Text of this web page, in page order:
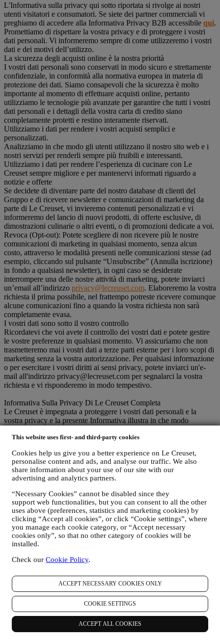
This website uses first- and third-party cookies
Cookies help us give you a better experience on Le Creuset,
personalise content and ads, and analyse our traffic. We also
share information about your use of our site with our
advertising and analytics partners.
“Necessary Cookies” cannot be disabled since they
support web functionalities, but you can consent to all the other
uses above (preferences, statistics and marketing cookies) by
clicking “Accept all cookies”, or click “Cookie settings”, where
you manage each cookie category, or “Accept necessary
cookies only”, so that no other category of cookies will be
installed.
Check our Cookie Policy.
ACCEPT NECESSARY COOKIES ONLY
COOKIE SETTINGS
ACCEPT ALL COOKIES
L'Informativa sulla privacy qui sotto riportata si rivolge ai nostri
utenti visitatori e consumatori. Se siete dei partner commerciali vi
preghiamo di accedere alla Informativa Privacy B2B accessibile qui.
Promettiamo di rispettare la vostra privacy e di proteggere i vostri
dati personali. Vi informeremo sempre di come utilizzeremo i vostri
dati e dei motivi dell’utilizzo.
La sicurezza degli acquisti online è la nostra priorità
I vostri dati personali sono conservati in modo sicuro e strettamente
confidenziale, in conformità alla normativa europea in materia di
protezione dei dati. Siamo consapevoli che la sicurezza è molto
importante al momento di effettuare acquisti online, pertanto
utilizziamo le tecnologie più avanzate per garantire che tutti i vostri
dati personali e i dettagli della vostra carta di credito siano
completamente protetti e restino interamente riservati.
Utilizziamo i dati per rendere i vostri acquisti semplici e
personalizzati.
Analizziamo in che modo gli utenti utilizzano il nostro sito web e i
nostri servizi per renderli sempre più fruibili e interessanti.
Utilizziamo i dati per rendere l’esperienza di cucinare con Le
Creuset sempre migliore e per mantenervi informati riguardo a
notizie e offerte
Se decidete di diventare parte del nostro database di clienti del
Gruppo e di ricevere newsletter e comunicazioni di marketing da
parte di Le Creuset, vi invieremo contenuti personalizzati e vi
informeremo del lancio di nuovi prodotti, di offerte esclusive, di
dimostrazioni culinarie o altri eventi, o di promozioni dedicate a voi.
Revoca (Opt-out): Potete scegliere di non ricevere più le nostre
comunicazioni di marketing in qualsiasi momento, senza alcun
costo, attraverso le modalità presenti nelle comunicazioni stesse (ad
esempio, cliccando sul pulsante “Unsubscribe” (Annulla iscrizione)
in fondo a qualsiasi newsletter), in ogni caso se desiderate
interrompere una delle nostre attività di marketing, potete inviarci
un’email all’indirizzo privacy@lecreuset.com. Elaboreremo la vostra
richiesta il prima possibile, nel frattempo potreste ricevere comunque
alcune comunicazioni fino a quando la vostra richiesta non sarà
completamente evasa.
I vostri dati sono sotto il vostro controllo
Ricordatevi che voi avete il controllo dei vostri dati e potete gestire
le vostre preferenze in qualsiasi momento. Vi assicuriamo che non
trasmetteremo mai i vostri dati a terze parti esterne per i loro scopi di
marketing senza la vostra autorizzazione. Per qualsiasi informazione
o per esercitare i vostri diritti ai sensi privacy, potete inviarci un'e-
mail all'indirizzo privacy@lecreuset.com per segnalarci la vostra
richiesta e vi risponderemo in modo tempestivo.
Informativa Sulla Privacy Di Le Creuset Completa
Le Creuset è impegnata a proteggere i vostri dati personali e la
vostra privacy e la presente Informativa illustra in che modo
normativa UE in materia di protezione dei dati (ivi incluso il
alla legge applicabile in materia di protezione dei dati nel vostro
Paese, territorio o luogo di residenza (le “Leggi in materia di
protezione dei dati”).
A) QUANDO RACCOGLIAMO DATI DA VOI E CHE TIPO DI DATI
RACCOGLIAMO?
Per “dati personali” si intende qualsiasi informazione relativa a voi e
che ci consente di identificarvi direttamente o in combinazione con
altre informazioni.
Minori: Non raccogliamo dati personali da minori. Dovete aver
compiuto almeno 18 anni per utilizzare il nostro sito web e i nostri
servizi.
sito web (il “Sito”), registrate un account Le Creuset, acquistate un
(Signature Boutiques e Outlet Stores), o vi iscrivete alle nostre
comunicazioni di marketing. A seconda della vostra richiesta o del
vostro consenso, i dati personali possono includere:
i. il vostro nome, cognome, indirizzo email, data di nascita e
altri dati di contatto (indirizzo, numero di telefono e indirizzo
email), per registrare un account Le Creuset o effettuare un